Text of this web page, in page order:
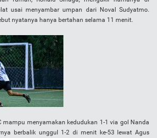
usai menyambar umpan dari Noval Sudyatmo.
nyatanya hanya bertahan selama 11 menit.
mampu menyamakan kedudukan 1-1 via gol Nanda
berbalik unggul 1-2 di menit ke-53 lewat Agus